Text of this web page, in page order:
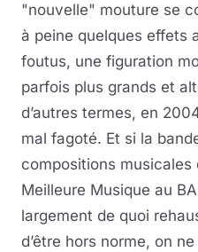
"nouvelle" mouture se
à peine quelques effets
foutus, une figuration
parfois plus grands et
d’autres termes, en
mal fagoté. Et si la
compositions musicales
Meilleure Musique au
largement de quoi
d’être hors norme, on